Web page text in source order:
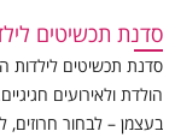
סדנת תכשיטים
סדנת תכשיטים לילדות
הולדת ולאירועים
בעצמן – לבחור חרוזים,